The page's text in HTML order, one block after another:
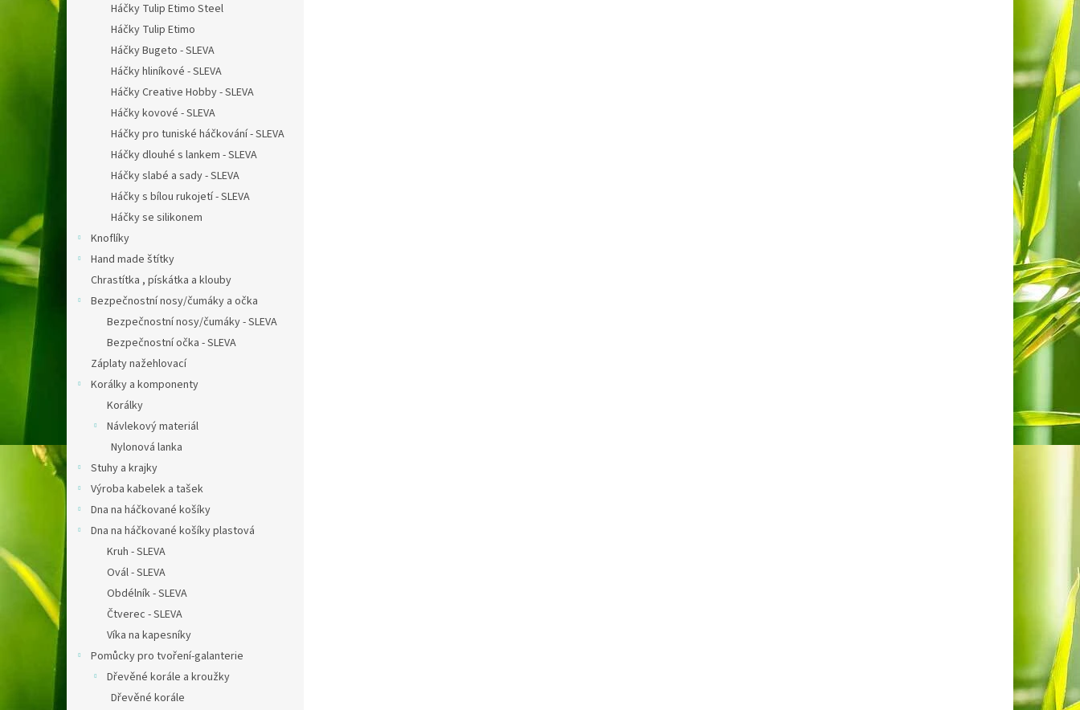
Háčky Tulip Etimo Steel
Háčky Tulip Etimo
Háčky Bugeto - SLEVA
Háčky hliníkové - SLEVA
Háčky Creative Hobby - SLEVA
Háčky kovové - SLEVA
Háčky pro tuniské háčkování - SLEVA
Háčky dlouhé s lankem - SLEVA
Háčky slabé a sady - SLEVA
Háčky s bílou rukojetí - SLEVA
Háčky se silikonem
Knoflíky
Hand made štítky
Chrastítka , pískátka a klouby
Bezpečnostní nosy/čumáky a očka
Bezpečnostní nosy/čumáky - SLEVA
Bezpečnostní očka - SLEVA
Záplaty nažehlovací
Korálky a komponenty
Korálky
Návlekový materiál
Nylonová lanka
Stuhy a krajky
Výroba kabelek a tašek
Dna na háčkované košíky
Dna na háčkované košíky plastová
Kruh - SLEVA
Ovál - SLEVA
Obdélník - SLEVA
Čtverec - SLEVA
Víka na kapesníky
Pomůcky pro tvoření-galanterie
Dřevěné korále a kroužky
Dřevěné korále